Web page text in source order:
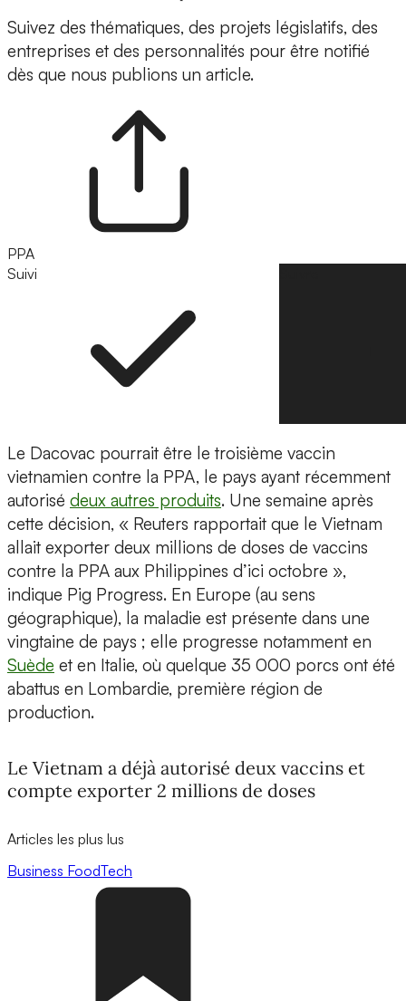
Suivez des thématiques, des projets législatifs, des
entreprises et des personnalités pour être notifié
dès que nous publions un article.
PPA
Suivi
Le Dacovac pourrait être le troisième vaccin
vietnamien contre la PPA, le pays ayant récemment
autorisé deux autres produits. Une semaine après
cette décision, « Reuters rapportait que le Vietnam
allait exporter deux millions de doses de vaccins
contre la PPA aux Philippines d’ici octobre »,
indique Pig Progress. En Europe (au sens
géographique), la maladie est présente dans une
vingtaine de pays ; elle progresse notamment en
Suède et en Italie, où quelque 35 000 porcs ont été
abattus en Lombardie, première région de
production.
Le Vietnam a déjà autorisé deux vaccins et
compte exporter 2 millions de doses
Articles les plus lus
Business FoodTech